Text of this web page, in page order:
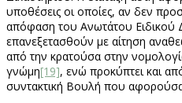
υποθέσεις οι οποίες, αν δεν
απόφαση του Ανωτάτου Ειδικού
επανεξετασθούν με αίτηση
από την κρατούσα στην
γνώμη[19], ενώ προκύπτει και
συντακτική Βουλή που